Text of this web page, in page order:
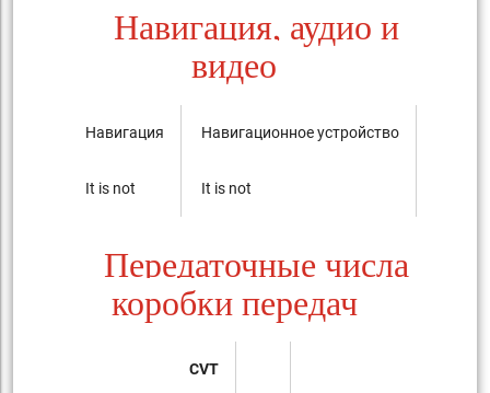
Навигация, аудио и
видео
Навигация
It is not
Навигационное устройство
It is not
Передаточные числа
коробки передач
CVT